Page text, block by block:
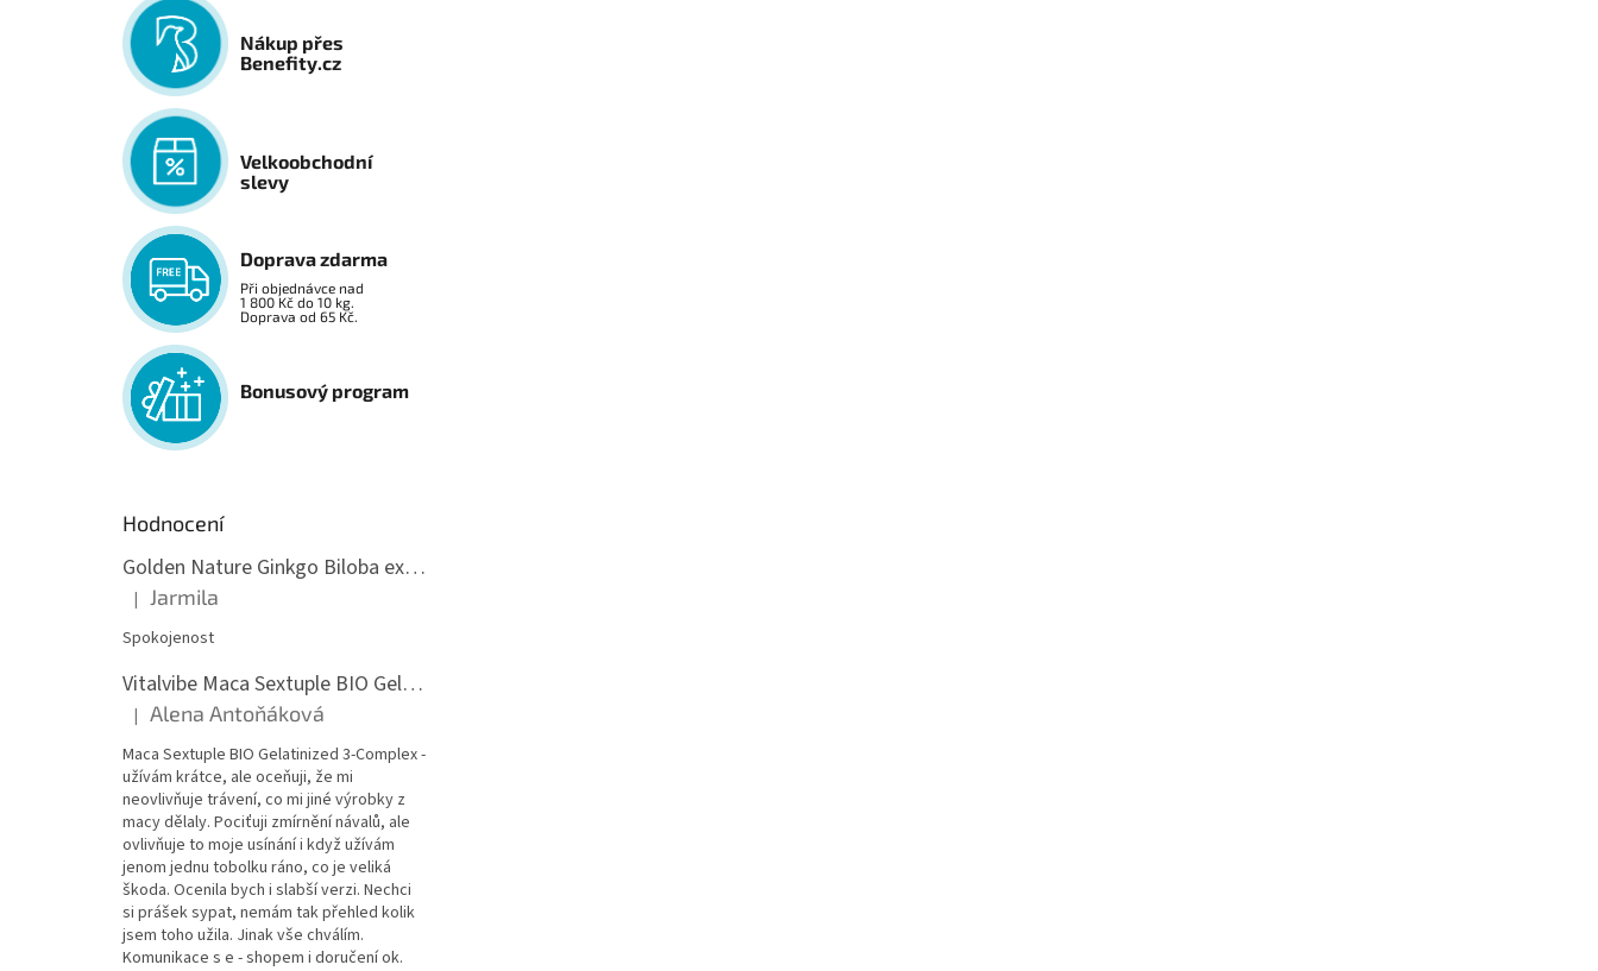
Nákup přes
Benefity.cz
Velkoobchodní
slevy
Doprava zdarma
Při objednávce nad
1 800 Kč do 10 kg.
Doprava od 65 Kč.
Bonusový program
Hodnocení
Golden Nature Ginkgo Biloba extrakt 50:1 60mg, 100 kapslí
Hodnocení produktu je 5 z 5 hvězdiček.
| Jarmila
Spokojenost
Vitalvibe Maca Sextuple BIO Gelatinized 3-Complex, 60 kapslí
Hodnocení produktu je 5 z 5 hvězdiček.
| Alena Antoňáková
Maca Sextuple BIO Gelatinized 3-Complex -
užívám krátce, ale oceňuji, že mi
neovlivňuje trávení, co mi jiné výrobky z
macy dělaly. Pociťuji zmírnění návalů, ale
ovlivňuje to moje usínání i když užívám
jenom jednu tobolku ráno, co je veliká
škoda. Ocenila bych i slabší verzi. Nechci
si prášek sypat, nemám tak přehled kolik
jsem toho užila. Jinak vše chválím.
Komunikace s e - shopem i doručení ok.